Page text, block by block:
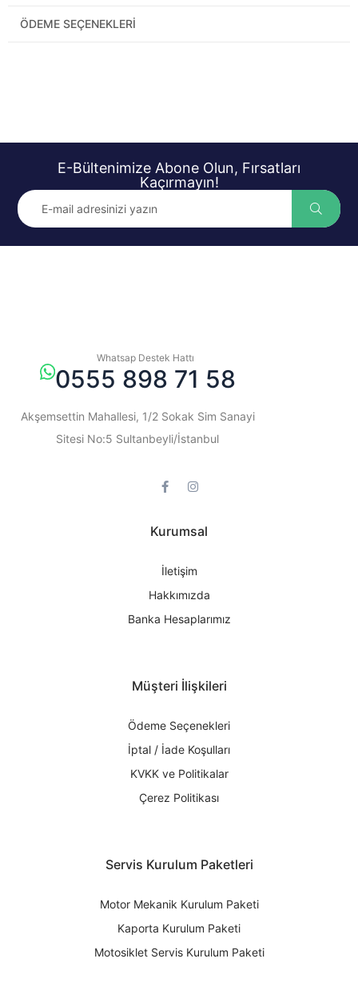
ÖDEME SEÇENEKLERI
E-Bültenimize Abone Olun, Fırsatları
Kaçırmayın!
Whatsap Destek Hattı
0555 898 71 58
Akşemsettin Mahallesi, 1/2 Sokak Sim Sanayi
Sitesi No:5 Sultanbeyli/İstanbul
Kurumsal
İletişim
Hakkımızda
Banka Hesaplarımız
Müşteri İlişkileri
Ödeme Seçenekleri
İptal / İade Koşulları
KVKK ve Politikalar
Çerez Politikası
Servis Kurulum Paketleri
Motor Mekanik Kurulum Paketi
Kaporta Kurulum Paketi
Motosiklet Servis Kurulum Paketi